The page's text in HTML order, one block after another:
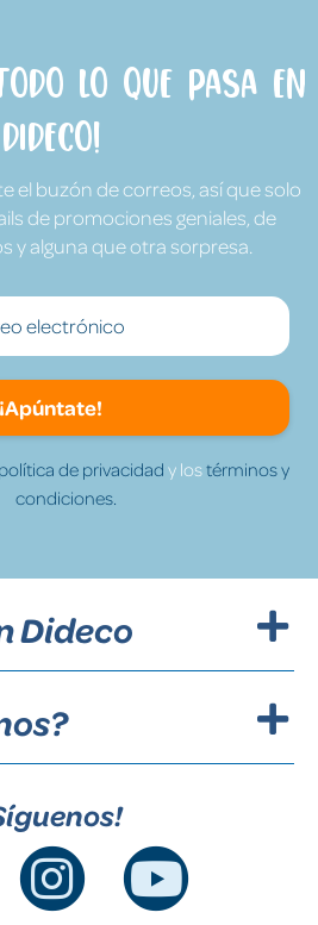
lo que pasa en
Dideco!
el buzón de correos, así que solo
de promociones geniales, de
y alguna que otra sorpresa.
¡Apúntate!
política de privacidad y lostérminos y
condiciones.
Dideco